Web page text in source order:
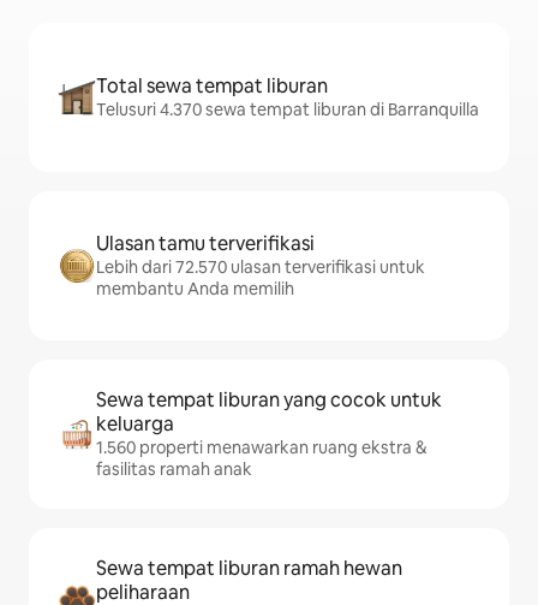
Total sewa tempat liburan
Telusuri 4.370 sewa tempat liburan di Barranquilla
Ulasan tamu terverifikasi
Lebih dari 72.570 ulasan terverifikasi untuk
membantu Anda memilih
Sewa tempat liburan yang cocok untuk
keluarga
1.560 properti menawarkan ruang ekstra &
fasilitas ramah anak
Sewa tempat liburan ramah hewan
peliharaan